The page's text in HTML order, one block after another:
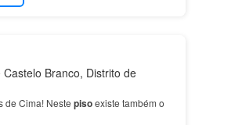
Branco, Distrito de
de Cima! Neste pisoexiste também o